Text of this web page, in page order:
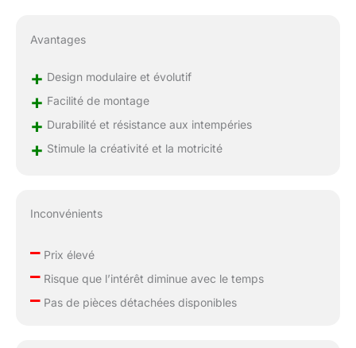
Avantages
+ Design modulaire et évolutif
+ Facilité de montage
+ Durabilité et résistance aux intempéries
+ Stimule la créativité et la motricité
Inconvénients
–Prix élevé
–Risque que l’intérêt diminue avec le temps
–Pas de pièces détachées disponibles